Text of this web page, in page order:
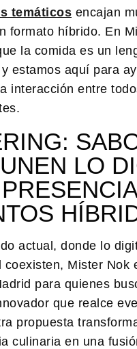
temáticos encajan
formato híbrido. En
la comida es un
estamos aquí para
interacción entre
LO
actual, donde lo
coexisten, Mister Nok
para quienes
que realce
propuesta
culinaria en una